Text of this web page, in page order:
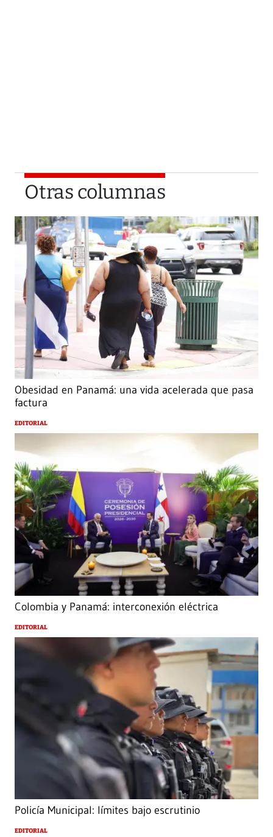
Otras columnas
Obesidad en Panamá: una vida acelerada que pasa
factura
EDITORIAL
Colombia y Panamá: interconexión eléctrica
EDITORIAL
Policía Municipal: límites bajo escrutinio
EDITORIAL